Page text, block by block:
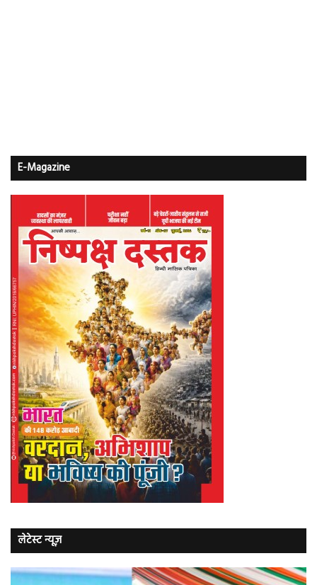
E-Magazine
लेटेस्ट न्यूज़